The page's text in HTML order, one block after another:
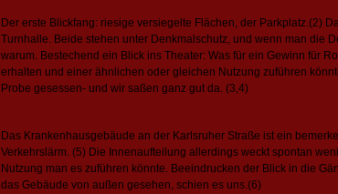
Der erste Blickfang: riesige versiegelte Flächen, der Parkplatz.(2)
Turnhalle. Beide stehen unter Denkmalschutz, und wenn man die
warum. Bestechend ein Blick ins Theater: Was für ein Gewinn für
erhalten und einer ähnlichen oder gleichen Nutzung zuführen
Probe gesessen- und wir saßen ganz gut da. (3,4)
Das Krankenhausgebäude an der Karlsruher Straße ist ein
Verkehrslärm. (5) Die Innenaufteilung allerdings weckt spontan
Nutzung man es zuführen könnte. Beeindrucken der Blick in die
das Gebäude von außen gesehen, schien es uns.(6)